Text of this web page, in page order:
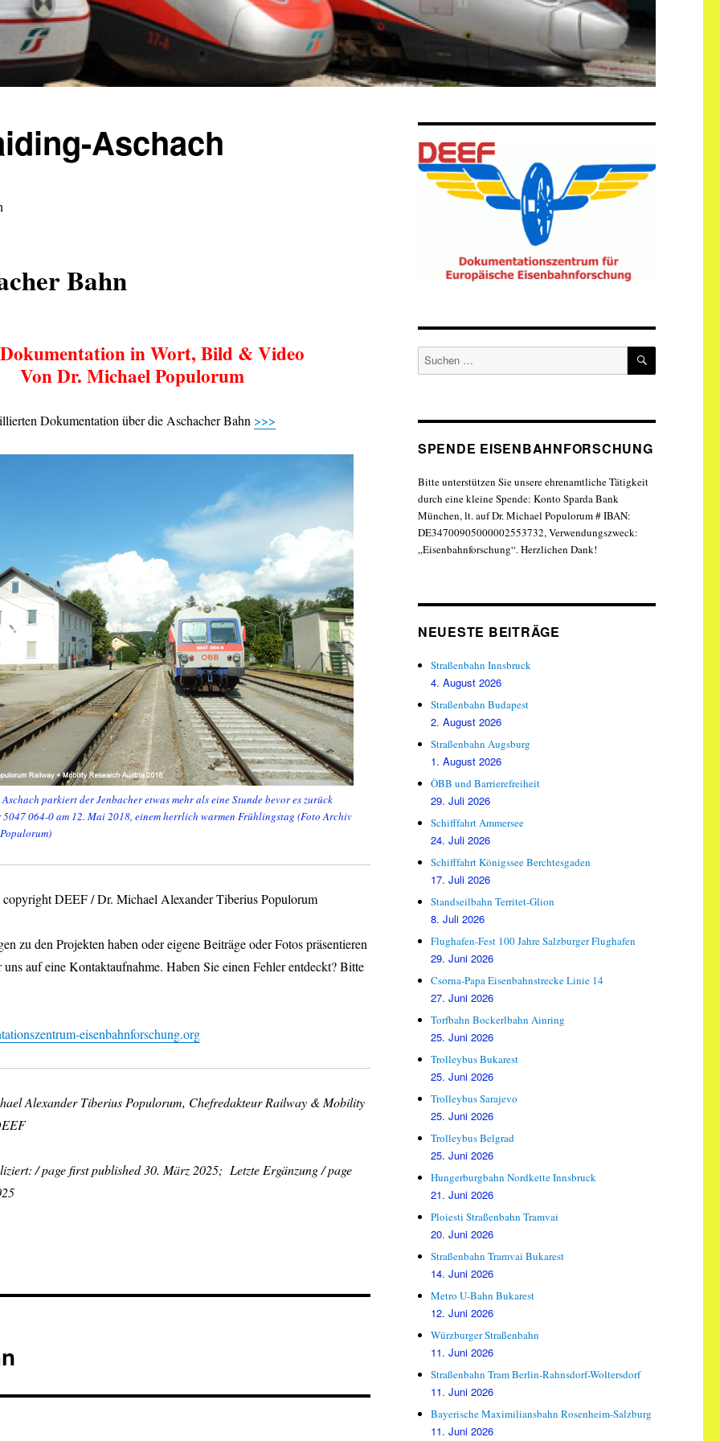
Aschach
Bahn
in Wort, Bild & Video
Von Dr. Michael Populorum
Dokumentation über die Aschacher Bahn >>>
parkiert der Jenbacher etwas mehr als eine Stunde bevor es zurück
5047 064-0 am 12. Mai 2018, einem herrlich warmen Frühlingstag (Foto Archiv
copyright DEEF / Dr. Michael Alexander Tiberius Populorum
zu den Projekten haben oder eigene Beiträge oder Fotos präsentieren
auf eine Kontaktaufnahme. Haben Sie einen Fehler entdeckt? Bitte
eisenbahnforschung.org
Alexander Tiberius Populorum, Chefredakteur Railway & Mobility
/ page first published 30. März 2025; Letzte Ergänzung / page
Suche
SUCHEN
SPENDE EISENBAHNFORSCHUNG
Bitte unterstützen Sie unsere ehrenamtliche Tätigkeit
durch eine kleine Spende: Konto Sparda Bank
München, lt. auf Dr. Michael Populorum # IBAN:
DE34700905000002553732, Verwendungszweck:
„Eisenbahnforschung“. Herzlichen Dank!
NEUESTE BEITRÄGE
Straßenbahn Innsbruck
4. August 2026
Straßenbahn Budapest
2. August 2026
Straßenbahn Augsburg
1. August 2026
ÖBB und Barrierefreiheit
29. Juli 2026
Schifffahrt Ammersee
24. Juli 2026
Schifffahrt Königssee Berchtesgaden
17. Juli 2026
Standseilbahn Territet-Glion
8. Juli 2026
Flughafen-Fest 100 Jahre Salzburger Flughafen
29. Juni 2026
Csorna-Papa Eisenbahnstrecke Linie 14
27. Juni 2026
Torfbahn Bockerlbahn Ainring
25. Juni 2026
Trolleybus Bukarest
25. Juni 2026
Trolleybus Sarajevo
25. Juni 2026
Trolleybus Belgrad
25. Juni 2026
Hungerburgbahn Nordkette Innsbruck
21. Juni 2026
Ploiesti Straßenbahn Tramvai
20. Juni 2026
Straßenbahn Tramvai Bukarest
14. Juni 2026
Metro U-Bahn Bukarest
12. Juni 2026
Würzburger Straßenbahn
11. Juni 2026
Straßenbahn Tram Berlin-Rahnsdorf-Woltersdorf
11. Juni 2026
Bayerische Maximiliansbahn Rosenheim-Salzburg
11. Juni 2026